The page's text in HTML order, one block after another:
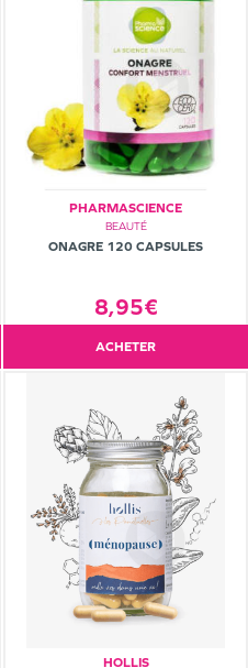
PHARMASCIENCE
BEAUTÉ
ONAGRE 120 CAPSULES
8,95€
ACHETER
HOLLIS